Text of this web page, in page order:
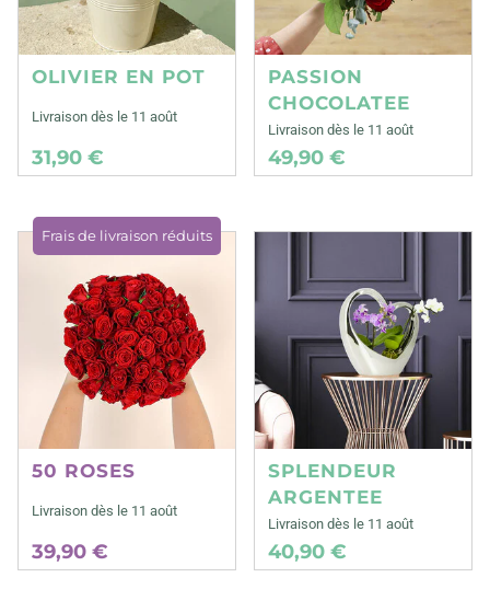
OLIVIER EN POT
Livraison dès le 11 août
31,90 €
PASSION
CHOCOLATEE
Livraison dès le 11 août
49,90 €
Frais de livraison réduits
50 ROSES
Livraison dès le 11 août
39,90 €
SPLENDEUR
ARGENTEE
Livraison dès le 11 août
40,90 €